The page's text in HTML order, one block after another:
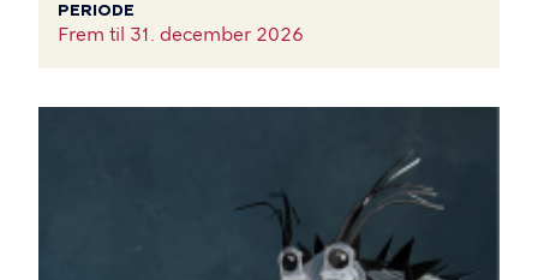
PERIODE
Frem til 31. december 2026